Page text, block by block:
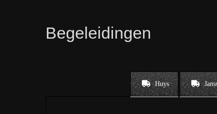
Begeleidingen
Huys